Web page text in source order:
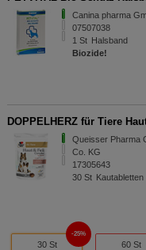
Canina pharma
07507038
1 St Halsband
Biozide!
DOPPELHERZ für Tiere
Queisser Pharma
Co. KG
17305643
30 St Kautabletten
30 St
25%
60 St